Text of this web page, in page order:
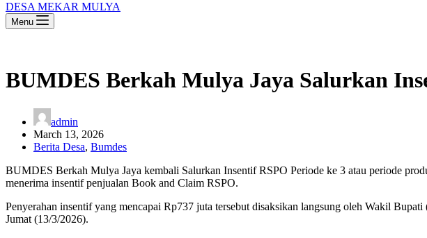
DESA MEKAR MULYA
Menu
BUMDES Berkah Mulya Jaya Salurkan
admin
March 13, 2026
Berita Desa, Bumdes
BUMDES Berkah Mulya Jaya kembali Salurkan Insentif RSPO Periode ke 3 atau periode
menerima insentif penjualan Book and Claim RSPO.
Penyerahan insentif yang mencapai Rp737 juta tersebut disaksikan langsung oleh Wakil
Jumat (13/3/2026).